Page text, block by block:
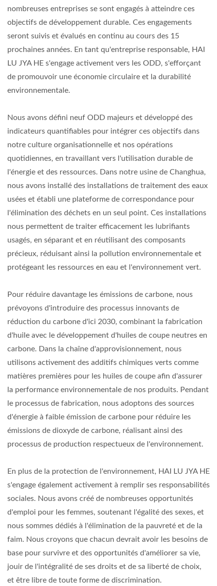
nombreuses entreprises se sont engagés à atteindre ces
objectifs de développement durable. Ces engagements
seront suivis et évalués en continu au cours des 15
prochaines années. En tant qu'entreprise responsable, HAI
LU JYA HE s'engage activement vers les ODD, s'efforçant
de promouvoir une économie circulaire et la durabilité
environnementale.
Nous avons défini neuf ODD majeurs et développé des
indicateurs quantifiables pour intégrer ces objectifs dans
notre culture organisationnelle et nos opérations
quotidiennes, en travaillant vers l'utilisation durable de
l'énergie et des ressources. Dans notre usine de Changhua,
nous avons installé des installations de traitement des eaux
usées et établi une plateforme de correspondance pour
l'élimination des déchets en un seul point. Ces installations
nous permettent de traiter efficacement les lubrifiants
usagés, en séparant et en réutilisant des composants
précieux, réduisant ainsi la pollution environnementale et
protégeant les ressources en eau et l'environnement vert.
Pour réduire davantage les émissions de carbone, nous
prévoyons d'introduire des processus innovants de
réduction du carbone d'ici 2030, combinant la fabrication
d'huile avec le développement d'huiles de coupe neutres en
carbone. Dans la chaîne d'approvisionnement, nous
utilisons activement des additifs chimiques verts comme
matières premières pour les huiles de coupe afin d'assurer
la performance environnementale de nos produits. Pendant
le processus de fabrication, nous adoptons des sources
d'énergie à faible émission de carbone pour réduire les
émissions de dioxyde de carbone, réalisant ainsi des
processus de production respectueux de l'environnement.
En plus de la protection de l'environnement, HAI LU JYA HE
s'engage également activement à remplir ses responsabilités
sociales. Nous avons créé de nombreuses opportunités
d'emploi pour les femmes, soutenant l'égalité des sexes, et
nous sommes dédiés à l'élimination de la pauvreté et de la
faim. Nous croyons que chacun devrait avoir les besoins de
base pour survivre et des opportunités d'améliorer sa vie,
jouir de l'intégralité de ses droits et de sa liberté de choix,
et être libre de toute forme de discrimination.